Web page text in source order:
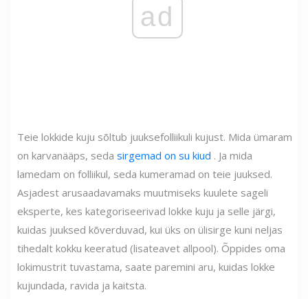
ad
Teie lokkide kuju sõltub juuksefolliikuli kujust. Mida ümaram
on karvanääps, seda sirgemad on su kiud . Ja mida
lamedam on folliikul, seda kumeramad on teie juuksed.
Asjadest arusaadavamaks muutmiseks kuulete sageli
eksperte, kes kategoriseerivad lokke kuju ja selle järgi,
kuidas juuksed kõverduvad, kui üks on ülisirge kuni neljas
tihedalt kokku keeratud (lisateavet allpool). Õppides oma
lokimustrit tuvastama, saate paremini aru, kuidas lokke
kujundada, ravida ja kaitsta.